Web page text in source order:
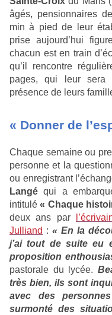
âgés, pensionnaires
min à pied de leur
prise aujourd’hui
chacun est en train
qu’il rencontre
pages, qui leur sera
présence de leurs
« Donner de
Chaque semaine ou
personne et la
ou enregistrant
Langé qui a
intitulé« Chaque
deux ans par
Julliand : « En la
j’ai tout de suite eu
proposition
pastorale du lycée.
très bien, ils sont
avec des
surmonté des